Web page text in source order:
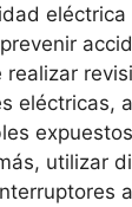
eléctrica
eléctricas,
utilizar